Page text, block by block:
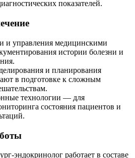
показателей.
и управления медицинскими
истории болезни и
и планирования
в подготовке к сложным
технологии — для
состояния пациентов и
эндокринолог работает в составе